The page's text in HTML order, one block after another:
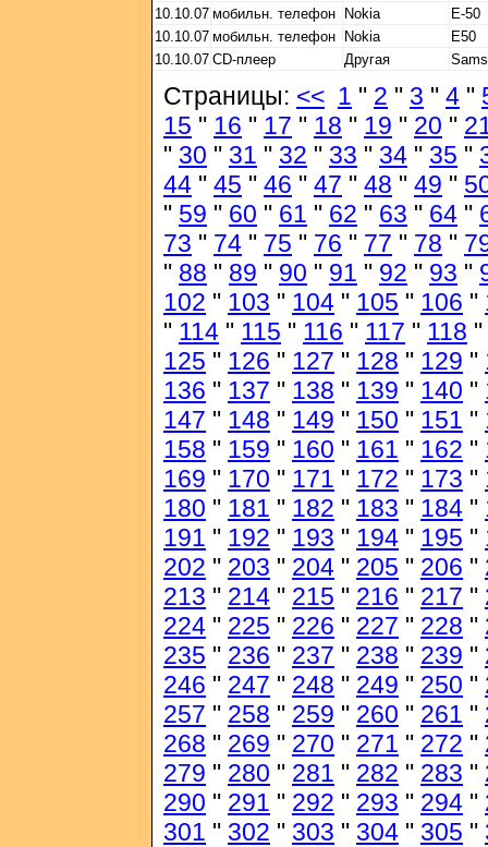
10.10.07 мобильн. телефон Nokia
E-50
10.10.07 мобильн. телефон Nokia
E50
10.10.07 CD-плеер Другая
Страницы: << 1 " 2 " 3 " 4 "
15 " 16 " 17 " 18 " 19 " 20 "
" 30 " 31 " 32 " 33 " 34 " 35 "
44 " 45 " 46 " 47 " 48 " 49 "
" 59 " 60 " 61 " 62 " 63 " 64 "
73 " 74 " 75 " 76 " 77 " 78 "
" 88 " 89 " 90 " 91 " 92 " 93 "
102 " 103 " 104 " 105 " 106 "
" 114 " 115 " 116 " 117 " 118 "
125 " 126 " 127 " 128 " 129 "
136 " 137 " 138 " 139 " 140 "
147 " 148 " 149 " 150 " 151 "
158 " 159 " 160 " 161 " 162 "
169 " 170 " 171 " 172 " 173 "
180 " 181 " 182 " 183 " 184 "
191 " 192 " 193 " 194 " 195 "
202 " 203 " 204 " 205 " 206 "
213 " 214 " 215 " 216 " 217 "
224 " 225 " 226 " 227 " 228 "
235 " 236 " 237 " 238 " 239 "
246 " 247 " 248 " 249 " 250 "
257 " 258 " 259 " 260 " 261 "
268 " 269 " 270 " 271 " 272 "
279 " 280 " 281 " 282 " 283 "
290 " 291 " 292 " 293 " 294 "
301 " 302 " 303 " 304 " 305 "